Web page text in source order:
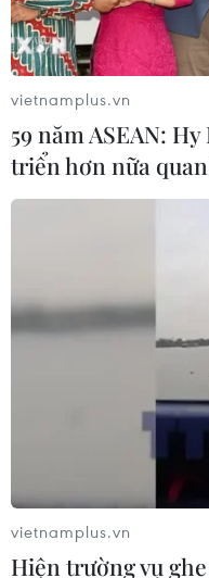
TIN CÙNG
Nông sản Việt Nam
Dữ liệu việc làm Mỹ
cho giá vàng trong
vietnamplus.vn
59 năm ASEAN:
triển hơn nữa quan
vietnamplus.vn
Hiện trường vụ